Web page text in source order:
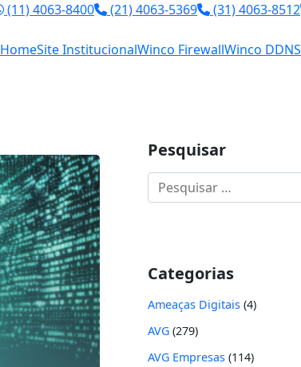
(11) 4063-8400 (21) 4063-5369 (31) 4063-8512
HomeSite InstitucionalWinco FirewallWinco DDNS
Pesquisar
Pesquisar
por:
Categorias
Ameaças Digitais (4)
AVG (279)
AVG Empresas (114)